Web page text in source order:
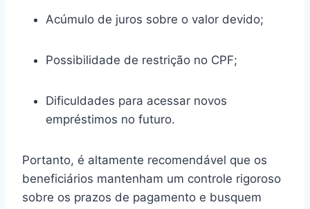
Acúmulo de juros sobre o valor devido;
Possibilidade de restrição no CPF;
Dificuldades para acessar novos
empréstimos no futuro.
Portanto, é altamente recomendável que os
beneficiários mantenham um controle rigoroso
sobre os prazos de pagamento e busquem